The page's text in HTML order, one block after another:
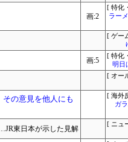
画:2
[ 特化
ラー
[ ゲー
画:5
[ 特化
明日
[ オー
の意見を他人にも
[ 海外
ガ
東日本が示した見解
[ ニュ